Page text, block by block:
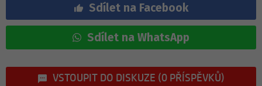
Sdílet na Facebook
Sdílet na WhatsApp
VSTOUPIT DO DISKUZE (0 PŘÍSPĚVKŮ)